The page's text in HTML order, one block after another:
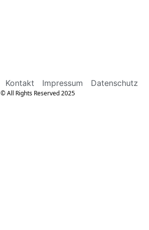
Kontakt Impressum Datenschutz
© All Rights Reserved 2025